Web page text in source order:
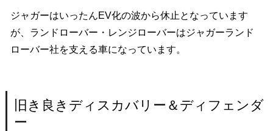
ジャガーはいったんEV化の波から休止となっています
が、ランドローバー・レンジローバーはジャガーランド
ローバー社を支える車になっています。
旧き良きディスカバリー＆ディフェンダ
ー